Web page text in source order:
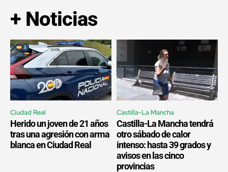
+ Noticias
Ciudad Real
Herido un joven de 21 años
tras una agresión con arma
blanca en Ciudad Real
Castilla-La Mancha
Castilla-La Mancha tendrá
otro sábado de calor
intenso: hasta 39 grados y
avisos en las cinco
provincias